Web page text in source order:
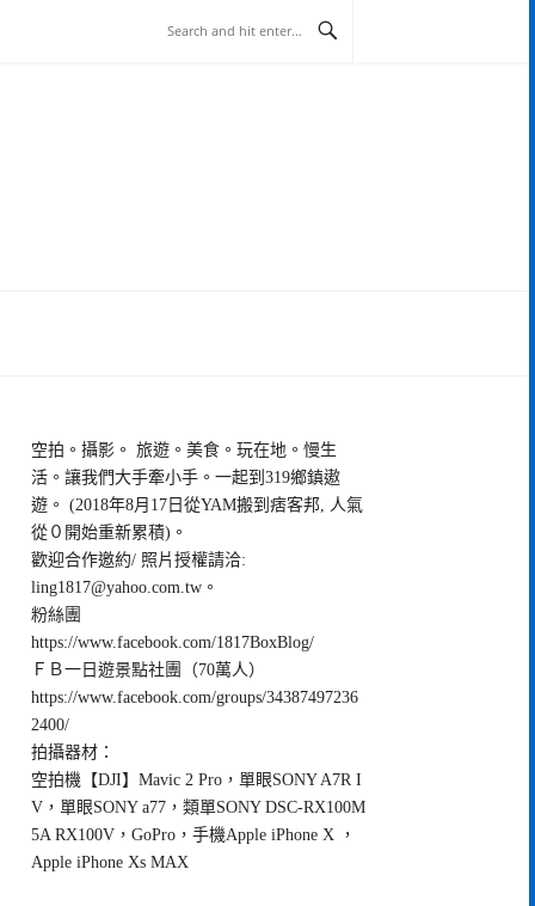
空拍。攝影。 旅遊。美食。玩在地。慢生
活。讓我們大手牽小手。一起到319鄉鎮遨
遊。 (2018年8月17日從YAM搬到痞客邦, 人氣
從０開始重新累積)。
歡迎合作邀約/ 照片授權請洽:
ling1817@yahoo.com.tw 。
粉絲團
https://www.facebook.com/1817BoxBlog/
ＦＢ一日遊景點社團（70萬人）
https://www.facebook.com/groups/34387497236
2400/
拍攝器材：
空拍機【DJI】Mavic 2 Pro，單眼SONY A7R I
V，單眼SONY a77，類單SONY DSC-RX100M
5A RX100V，GoPro，手機Apple iPhone X ，
Apple iPhone Xs MAX